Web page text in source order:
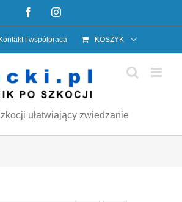
FacebookInstagram
Kontakt i współpraca KOSZYK
ułatwiający zwiedzanie